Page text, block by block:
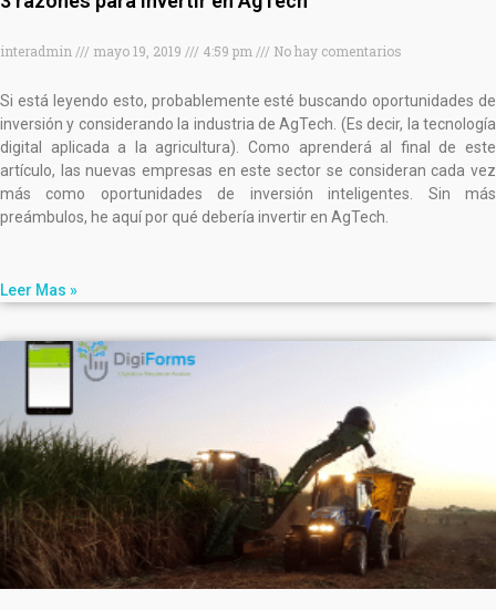
interadmin mayo 19, 2019 4:59 pm No hay comentarios
Si está leyendo esto, probablemente esté buscando oportunidades de
inversión y considerando la industria de AgTech. (Es decir, la tecnología
digital aplicada a la agricultura). Como aprenderá al final de este
artículo, las nuevas empresas en este sector se consideran cada vez
más como oportunidades de inversión inteligentes. Sin más
preámbulos, he aquí por qué debería invertir en AgTech.
Leer Mas »